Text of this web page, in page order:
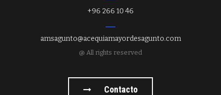
+96 266 10 46
amsagunto@acequiamayordesagunto.com
@ All rights reserved
Contacto